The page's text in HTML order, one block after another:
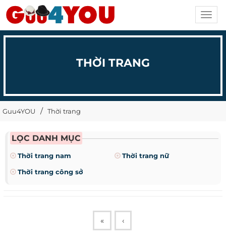
THỜI TRANG
Guu4YOU Thời trang
LỌC DANH MỤC
Thời trang nam
Thời trang nữ
Thời trang công sở
« ‹